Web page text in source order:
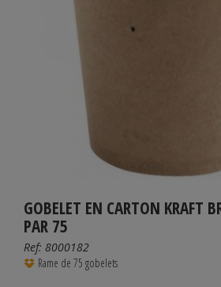
GOBELET EN CARTON KRAFT
PAR 75
Ref: 8000182
Rame de 75 gobelets